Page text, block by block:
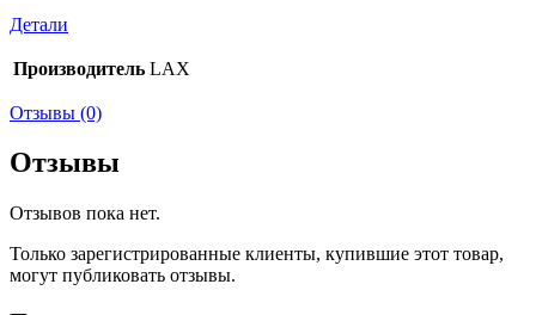
Детали
Производитель LAX
Отзывы (0)
Отзывы
Отзывов пока нет.
Только зарегистрированные клиенты, купившие этот товар,
могут публиковать отзывы.